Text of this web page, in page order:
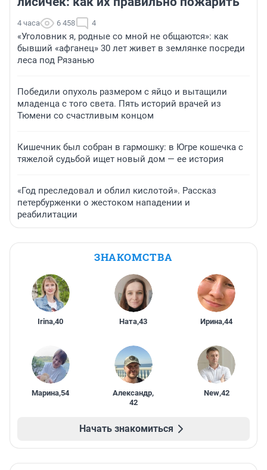
4 часа 6 458 4
«Уголовник я, родные со мной не общаются»: как
бывший «афганец» 30 лет живет в землянке посреди
леса под Рязанью
Победили опухоль размером с яйцо и вытащили
младенца с того света. Пять историй врачей из
Тюмени со счастливым концом
Кишечник был собран в гармошку: в Югре кошечка с
тяжелой судьбой ищет новый дом — ее история
«Год преследовал и облил кислотой». Рассказ
петербурженки о жестоком нападении и
реабилитации
ЗНАКОМСТВА
Irina,40 Ната,43 Ирина,44
Марина,54 Александр,
42
New,42
Начать знакомиться